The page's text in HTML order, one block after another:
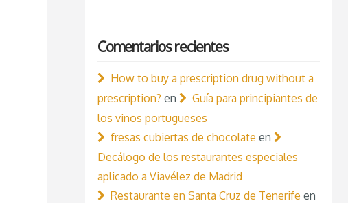
Comentarios recientes
How to buy a prescription drug without a
prescription? en
Guía para principiantes de
los vinos portugueses
fresas cubiertas de chocolate en
Decálogo de los restaurantes especiales
aplicado a Viavélez de Madrid
Restaurante en Santa Cruz de Tenerife en